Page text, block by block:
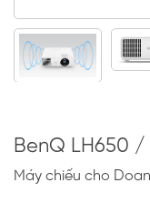
BenQ LH650 /
Máy chiếu cho